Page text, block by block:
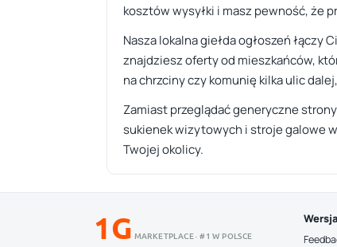
kosztów wysyłki i masz pewność, że
Nasza lokalna giełda ogłoszeń
znajdziesz oferty od mieszkańców,
na chrzciny czy komunię kilka ulic
Zamiast przeglądać generyczne
sukienek wizytowych i stroje galowe
Twojej okolicy.
1G MARKETPLACE · #1 W POLSCE